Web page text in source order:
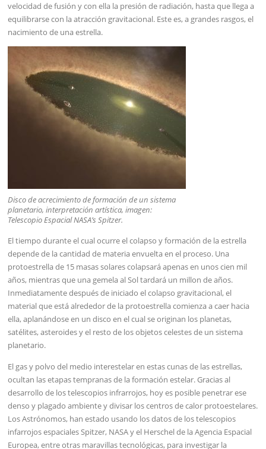
velocidad de fusión y con ella la presión de radiación, hasta que llega a
equilibrarse con la atracción gravitacional. Este es, a grandes rasgos, el
nacimiento de una estrella.
Disco de acrecimiento de formación de un sistema
planetario, interpretación artística, imagen:
Telescopio Espacial NASA’s Spitzer.
El tiempo durante el cual ocurre el colapso y formación de la estrella
depende de la cantidad de materia envuelta en el proceso. Una
protoestrella de 15 masas solares colapsará apenas en unos cien mil
años, mientras que una gemela al Sol tardará un millon de años.
Inmediatamente después de iniciado el colapso gravitacional, el
material que está alrededor de la protoestrella comienza a caer hacia
ella, aplanándose en un disco en el cual se originan los planetas,
satélites, asteroides y el resto de los objetos celestes de un sistema
planetario.
El gas y polvo del medio interestelar en estas cunas de las estrellas,
ocultan las etapas tempranas de la formación estelar. Gracias al
desarrollo de los telescopios infrarrojos, hoy es posible penetrar ese
denso y plagado ambiente y divisar los centros de calor protoestelares.
Los Astrónomos, han estado usando los datos de los telescopios
infarrojos espaciales Spitzer, NASA y el Herschel de la Agencia Espacial
Europea, entre otras maravillas tecnológicas, para investigar la